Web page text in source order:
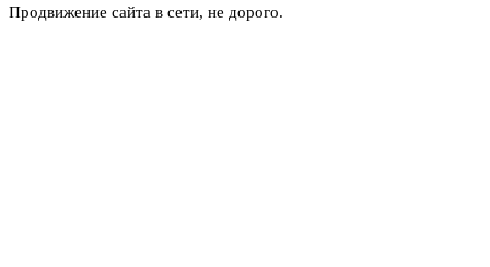
Продвижение сайта в сети, не дорого.